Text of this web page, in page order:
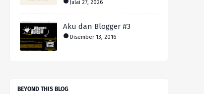
Julai 27, 2026
Aku dan Blogger #3
Disember 13, 2016
BEYOND THIS BLOG